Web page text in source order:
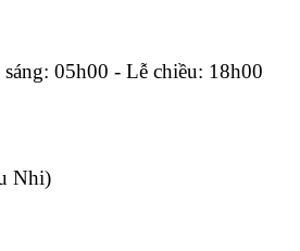
05h00 - Lễ chiều: 18h00
Nhi)